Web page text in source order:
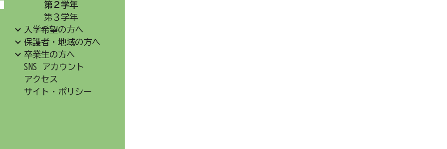
第２学年
第３学年
入学希望の方へ
保護者・地域の方へ
卒業生の方へ
SNS アカウント
アクセス
サイト・ポリシー